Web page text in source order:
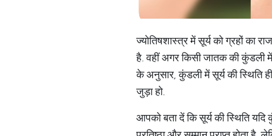
ज्योतिषशास्त्र में सूर्य को ग्रहों का
है. वहीं अगर किसी जातक की कुंडली में
के अनुसार, कुंडली में सूर्य की स्थिति
जुड़ा हो.
आपको बता दें कि सूर्य की स्थिति